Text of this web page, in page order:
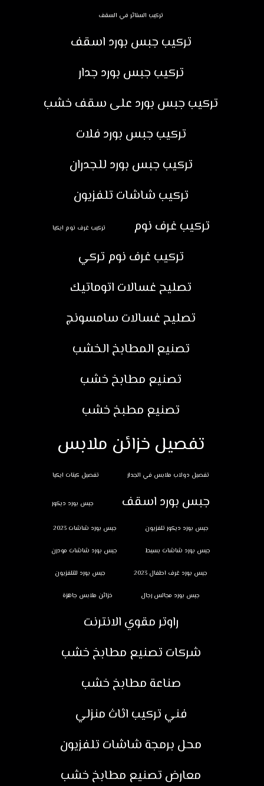
تركيب الستائر في السقف
تركيب جبس بورد اسقف
تركيب جبس بورد جدار
تركيب جبس بورد على سقف خشب
تركيب جبس بورد فلات
تركيب جبس بورد للجدران
تركيب شاشات تلفزيون
تركيب غرف نوم
تركيب غرف نوم ايكيا
تركيب غرف نوم تركي
تصليح غسالات اتوماتيك
تصليح غسالات سامسونج
تصنيع المطابخ الخشب
تصنيع مطابخ خشب
تصنيع مطبخ خشب
تفصيل خزائن ملابس
تفصيل دولاب ملابس في الجدار تفصيل كبتات ايكيا
جبس بورد اسقف جبس بورد ديكور
جبس بورد ديكور تلفزيون جبس بورد شاشات 2023
جبس بورد شاشات بسيط جبس بورد شاشات مودرن
جبس بورد غرف اطفال 2023 جبس بورد للتلفزيون
جبس بورد مجالس رجال خزائن ملابس جاهزة
راوتر مقوي الانترنت
شركات تصنيع مطابخ خشب
صناعة مطابخ خشب
فني تركيب اثاث منزلي
محل برمجة شاشات تلفزيون
معارض تصنيع مطابخ خشب